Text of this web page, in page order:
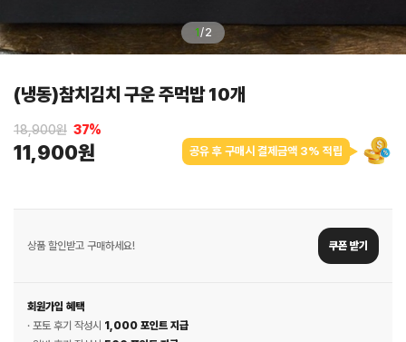
1 /2
(냉동)참치김치 구운 주먹밥 10개
18,900원 37%
11,900원 공유 후 구매시 결제금액 3% 적립
상품 할인받고 구매하세요! 쿠폰 받기
회원가입 혜택
· 포토 후기 작성시 1,000 포인트 지급